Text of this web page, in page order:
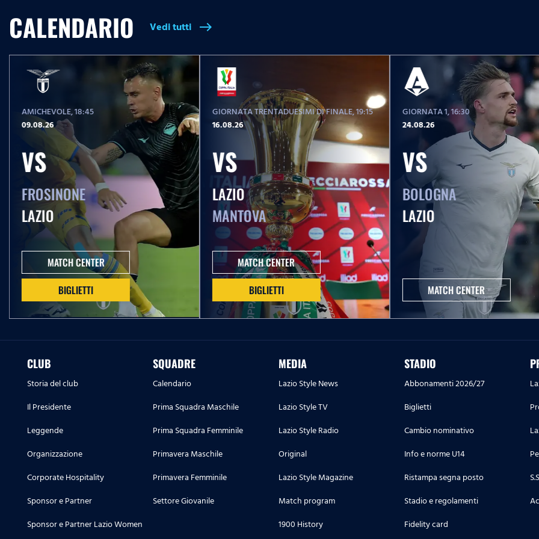
m
CALENDARIO Vedi tutti east
AMICHEVOLE, 18:45
09.08.26
VS
FROSINONE
LAZIO
MATCH CENTER
BIGLIETTI
GIORNATA TRENTADUESIMI DI FINALE, 19:15
16.08.26
VS
LAZIO
MANTOVA
MATCH CENTER
BIGLIETTI
GIORNATA 1, 16:30
24.08.26
VS
BOLOGNA
LAZIO
MATCH CENTER
CLUB
Storia del club
Il Presidente
Leggende
Organizzazione
Corporate Hospitality
Sponsor e Partner
Sponsor e Partner Lazio Women
SQUADRE
Calendario
Prima Squadra Maschile
Prima Squadra Femminile
Primavera Maschile
Primavera Femminile
Settore Giovanile
MEDIA
Lazio Style News
Lazio Style TV
Lazio Style Radio
Original
Lazio Style Magazine
Match program
1900 History
STADIO
Abbonamenti 2026/27
Biglietti
Cambio nominativo
Info e norme U14
Ristampa segna posto
Stadio e regolamenti
Fidelity card